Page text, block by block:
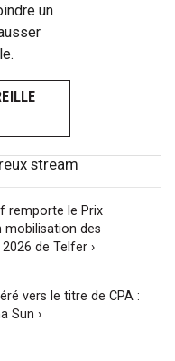
un
stream
remporte le Prix
mobilisation des
de Telfer ›
vers le titre de CPA :
Sun ›